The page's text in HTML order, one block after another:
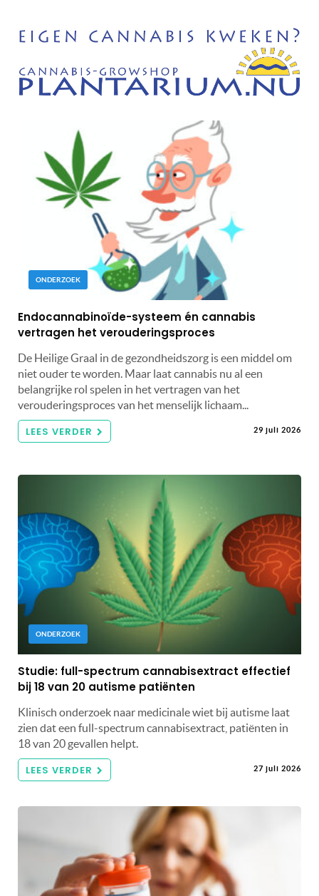
ONDERZOEK
Endocannabinoïde-systeem én cannabis
vertragen het verouderingsproces
De Heilige Graal in de gezondheidszorg is een middel om
niet ouder te worden. Maar laat cannabis nu al een
belangrijke rol spelen in het vertragen van het
verouderingsproces van het menselijk lichaam...
LEES VERDER 29 juli 2026
ONDERZOEK
Studie: full-spectrum cannabisextract effectief
bij 18 van 20 autisme patiënten
Klinisch onderzoek naar medicinale wiet bij autisme laat
zien dat een full-spectrum cannabisextract, patiënten in
18 van 20 gevallen helpt.
LEES VERDER 27 juli 2026